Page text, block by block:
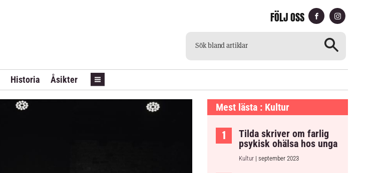
Historia Åsikter
ANNONSERA LÖPSEDEL REVANSCH
FÖLJ OSS
Mest lästa : Kultur
Tilda skriver om farlig
psykisk ohälsa hos unga
Kultur| september 2023